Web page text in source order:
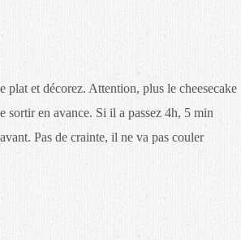
plat et décorez. Attention, plus le cheesecake
sortir en avance. Si il a passez 4h, 5 min
Pas de crainte, il ne va pas couler